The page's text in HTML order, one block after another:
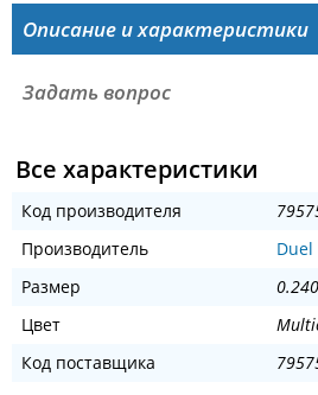
Описание и характеристики
Задать вопрос
Все характеристики
Код производителя
Производитель
Duel
Размер
Цвет
Код поставщика